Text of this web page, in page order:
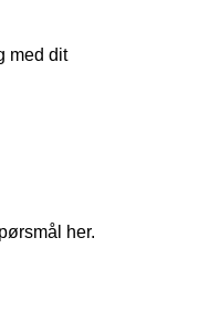
med dit
her.